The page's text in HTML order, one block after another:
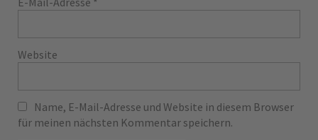
Website
Name, E-Mail-Adresse und Website in diesem Browser
für meinen nächsten Kommentar speichern.